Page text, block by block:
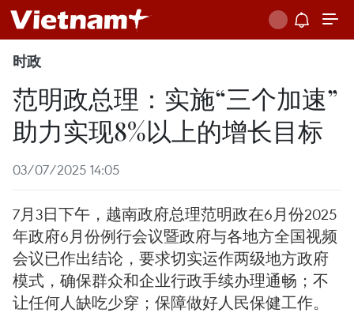
时政
范明政总理：实施“三个加速”
助力实现8%以上的增长目标
03/07/2025 14:05
7月3日下午，越南政府总理范明政在6月份2025
年政府6月份例行会议暨政府与各地方全国视频
会议已作出结论，要求切实运作两级地方政府
模式，确保群众和企业行政手续办理通畅；不
让任何人缺吃少穿；保障做好人民保健工作。